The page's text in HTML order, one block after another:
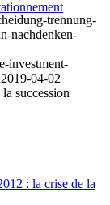
trennung-
nachdenken-
investment-
2019-04-02
succession
: la crise de la